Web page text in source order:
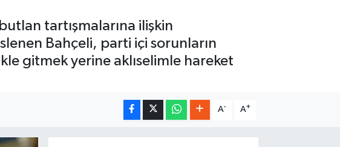
tartışmalarına ilişkin
Bahçeli, parti içi sorunların
gitmek yerine aklıselimle hareket
A- A+